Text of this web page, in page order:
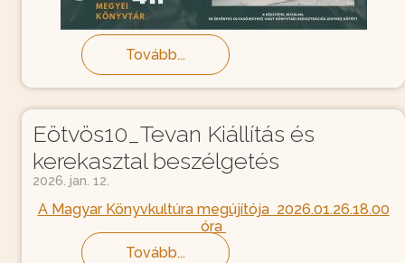
Tovább...
Eötvös10_Tevan Kiállítás és
kerekasztal beszélgetés
2026. jan. 12.
A Magyar Könyvkultúra megújítója 2026.01.26.18.00
óra
Tovább...